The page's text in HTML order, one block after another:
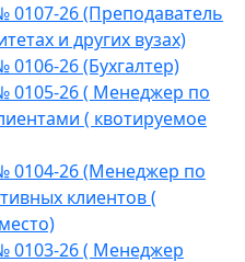
26 (Преподаватель
и других вузах)
26 (Бухгалтер)
26 ( Менеджер по
( квотируемое
26 (Менеджер по
клиентов (
26 ( Менеджер